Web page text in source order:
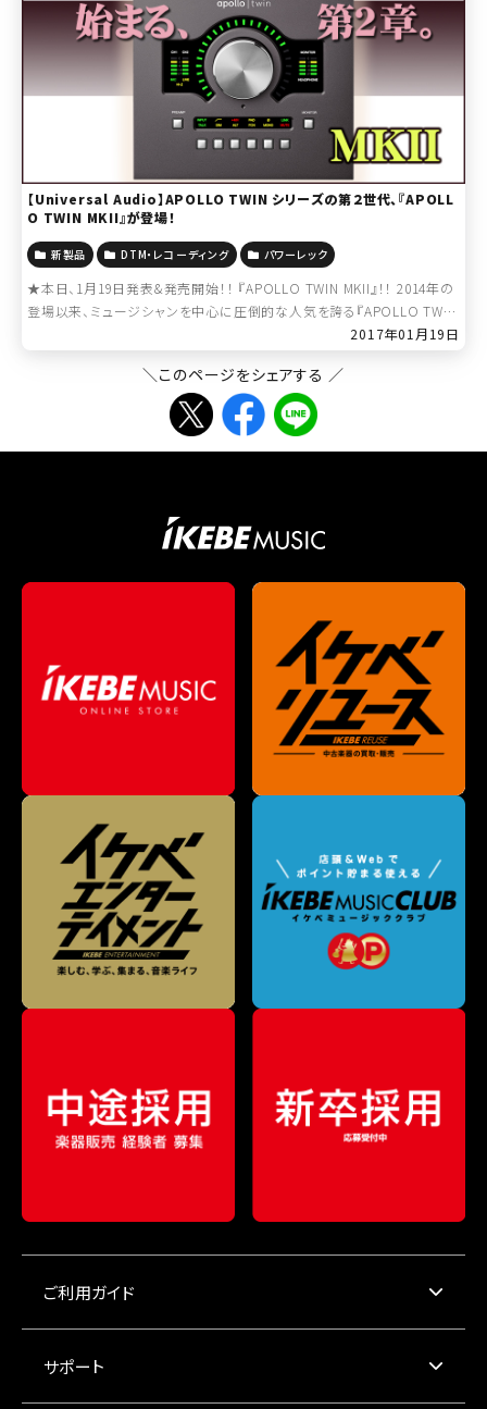
【Universal Audio】APOLLO TWIN シリーズの第２世代、『APOLL
O TWIN MKII』が登場！
新製品 DTM・レコーディング パワーレック
★本日、1月19日発表&発売開始！！ 『APOLLO TWIN MKII』！！ 2014年の
登場以来、ミュージシャンを中心に圧倒的な人気を誇る『APOLLO TWI
2017年01月19日
＼このページをシェアする ／
ご利用ガイド
サポート